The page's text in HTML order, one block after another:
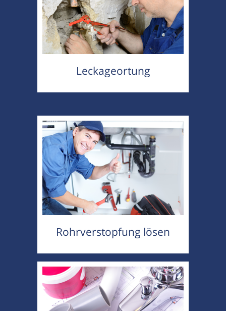
Leckageortung
Rohrverstopfung lösen